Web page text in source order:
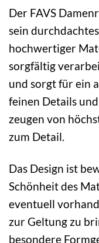
Der FAVS
sein
hochwertiger
sorgfältig
und sorgt für ein
feinen Details
zeugen von
zum Detail.
Das Design ist
Schönheit des
eventuell
zur Geltung zu
besondere